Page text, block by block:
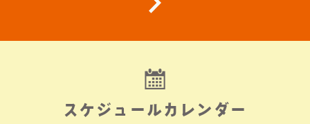
スケジュールカレンダー